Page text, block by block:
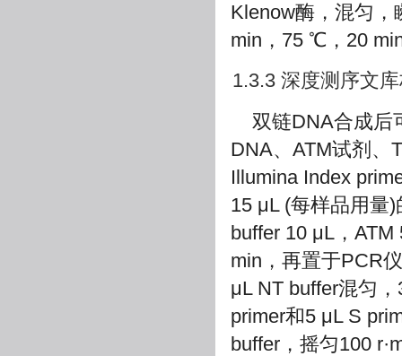
Klenow酶，混匀
min，75 ℃，20
1.3.3 深度测序文
双链DNA合成后
DNA、ATM试剂、
Illumina Index
15 μL (每样品用量
buffer 10 μL，
min，再置于PCR
μL NT buffer混匀，
primer和5 μL S
buffer，摇匀100